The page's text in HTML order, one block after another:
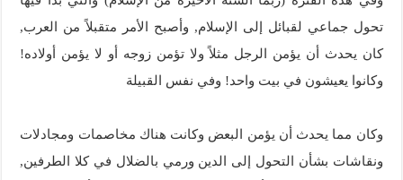
تحول جماعي لقبائل إلى الإسلام, وأصبح الأمر متقبلاً من العرب,
كان يحدث أن يؤمن الرجل مثلاً ولا تؤمن زوجه أو لا يؤمن أولاده!
وكانوا يعيشون في بيت واحد! وفي نفس القبيلة
وكان مما يحدث أن يؤمن البعض وكانت هناك مخاصمات ومجادلات
ونقاشات بشأن التحول إلى الدين ورمي بالضلال في كلا الطرفين,